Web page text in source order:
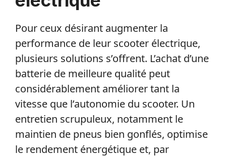
Pour ceux désirant augmenter la
performance de leur scooter électrique,
plusieurs solutions s’offrent. L’achat d’une
batterie de meilleure qualité peut
considérablement améliorer tant la
vitesse que l’autonomie du scooter. Un
entretien scrupuleux, notamment le
maintien de pneus bien gonflés, optimise
le rendement énergétique et, par